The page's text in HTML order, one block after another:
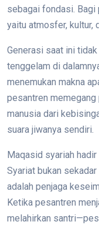
sebagai fondasi. Bagi
yaitu atmosfer, kultur,
Generasi saat ini
tenggelam di
menemukan makna
pesantren memegang
manusia dari
suara jiwanya sendiri.
Maqasid syariah
Syariat bukan
adalah penjaga
Ketika pesantren
melahirkan